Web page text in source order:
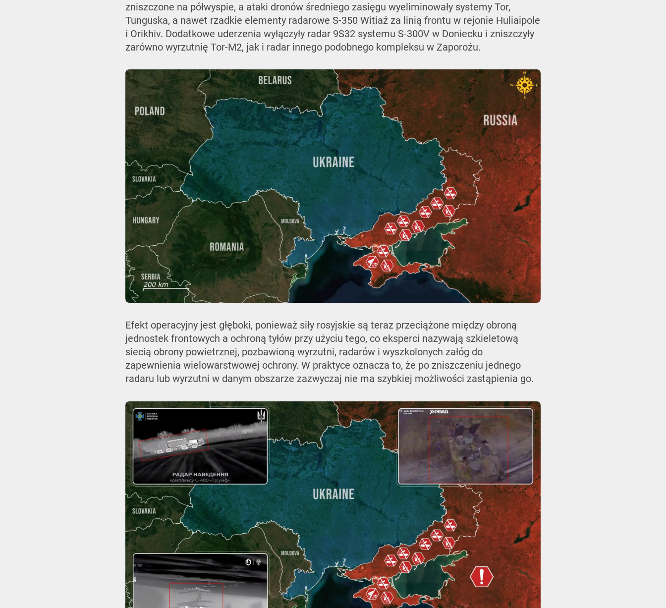
zniszczone na półwyspie, a ataki dronów średniego zasięgu wyeliminowały systemy Tor,
Tunguska, a nawet rzadkie elementy radarowe S-350 Witiaź za linią frontu w rejonie Huliaipole
i Orikhiv. Dodatkowe uderzenia wyłączyły radar 9S32 systemu S-300V w Doniecku i zniszczyły
zarówno wyrzutnię Tor-M2, jak i radar innego podobnego kompleksu w Zaporożu.
Efekt operacyjny jest głęboki, ponieważ siły rosyjskie są teraz przeciążone między obroną
jednostek frontowych a ochroną tyłów przy użyciu tego, co eksperci nazywają szkieletową
siecią obrony powietrznej, pozbawioną wyrzutni, radarów i wyszkolonych załóg do
zapewnienia wielowarstwowej ochrony. W praktyce oznacza to, że po zniszczeniu jednego
radaru lub wyrzutni w danym obszarze zazwyczaj nie ma szybkiej możliwości zastąpienia go.